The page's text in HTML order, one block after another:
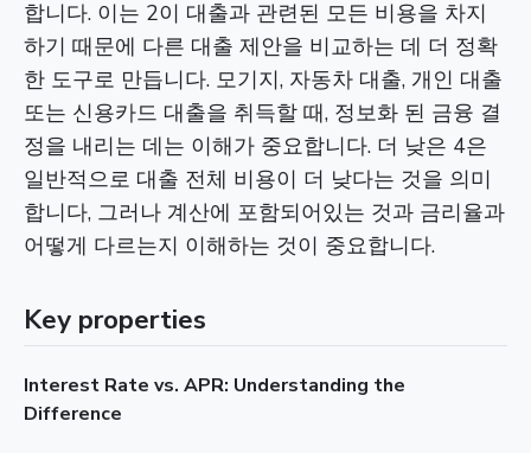
합니다. 이는 2이 대출과 관련된 모든 비용을 차지
하기 때문에 다른 대출 제안을 비교하는 데 더 정확
한 도구로 만듭니다. 모기지, 자동차 대출, 개인 대출
또는 신용카드 대출을 취득할 때, 정보화 된 금융 결
정을 내리는 데는 이해가 중요합니다. 더 낮은 4은
일반적으로 대출 전체 비용이 더 낮다는 것을 의미
합니다, 그러나 계산에 포함되어있는 것과 금리율과
어떻게 다르는지 이해하는 것이 중요합니다.
Key properties
Interest Rate vs. APR: Understanding the
Difference